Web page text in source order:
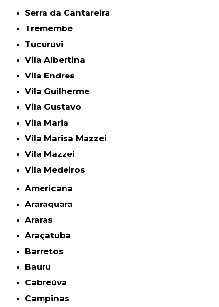
Serra da Cantareira
Tremembé
Tucuruvi
Vila Albertina
Vila Endres
Vila Guilherme
Vila Gustavo
Vila Maria
Vila Marisa Mazzei
Vila Mazzei
Vila Medeiros
Americana
Araraquara
Araras
Araçatuba
Barretos
Bauru
Cabreúva
Campinas